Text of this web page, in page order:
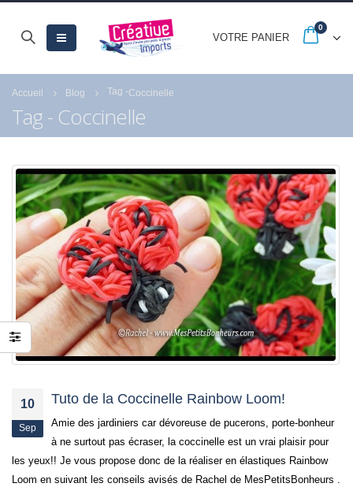
VOTRE PANIER
0
Accueil Blog Tag -Coccinelle
Tag - Coccinelle
10
Sep
Tuto de la Coccinelle Rainbow Loom!
Amie des jardiniers car dévoreuse de pucerons, porte-bonheur
à ne surtout pas écraser, la coccinelle est un vrai plaisir pour
les yeux!! Je vous propose donc de la réaliser en élastiques Rainbow
Loom en suivant les conseils avisés de Rachel de MesPetitsBonheurs .
Nouveautés CARTONIC®
: la gamme des Trios
28 mai 2026
De ravissants carnets en
papier recyclé et
rechargeables à offrir ou
à s’offrir !
27 mai 2026
-25% sur tout le site pour
préparer la fête des
-20% jusqu’au 30
septembre avec les
French Days
23 septembre 2025